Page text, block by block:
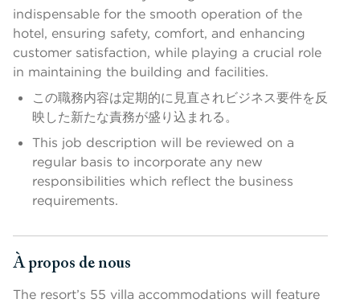
indispensable for the smooth operation of the
hotel, ensuring safety, comfort, and enhancing
customer satisfaction, while playing a crucial role
in maintaining the building and facilities.
この職務内容は定期的に見直されビジネス要件を反
映した新たな責務が盛り込まれる。
This job description will be reviewed on a
regular basis to incorporate any new
responsibilities which reflect the business
requirements.
À propos de nous
Appuyer sur les touches Espace ou Entrée pour activer/
The resort’s 55 villa accommodations will feature